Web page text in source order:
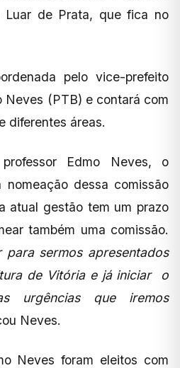
Luar de Prata, que fica no
pelo vice-prefeito
Neves (PTB) e contará com
diferentes áreas.
Edmo Neves, o
dessa comissão
atual gestão tem um prazo
também uma comissão.
para sermos apresentados
de Vitória e já iniciar o
urgências que iremos
Neves.
Neves foram eleitos com